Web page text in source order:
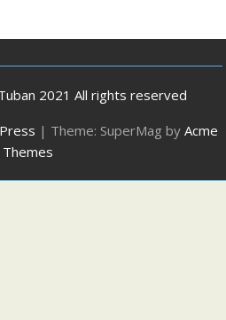
2021 All rights reserved
| Theme: SuperMag by Acme
Themes